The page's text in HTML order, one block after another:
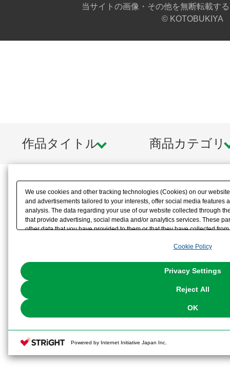
当サイトの画像・その他を無断転載す
© KOTOBUKIYA
作品タイトル 商品カテゴリ
We use cookies and other tracking technologies (Cookies) on our
and advertisements tailored to your interests, offer social media features
analysis. The data regarding your use of our website collected through
that provide advertising, social media and/or analytics services. These
other data that you have provided to them or that they have collected
the use of all Cookies except for Strictly Necessary Cookies, please
You can change your consent or rejection settings at any time via
Cookie Policy
Privacy Settings
Reject All
OK
Powered by Internet Initiative Japan Inc.